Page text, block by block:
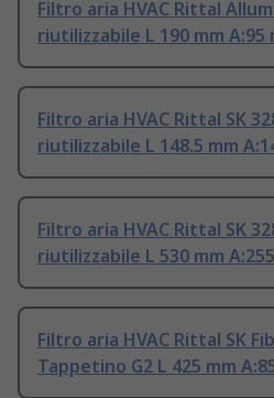
Filtro aria HVAC Rittal
riutilizzabile L 190 mm A:95
Filtro aria HVAC Rittal SK
riutilizzabile L 148.5 mm
Filtro aria HVAC Rittal SK
riutilizzabile L 530 mm
Filtro aria HVAC Rittal SK
Tappetino G2 L 425 mm